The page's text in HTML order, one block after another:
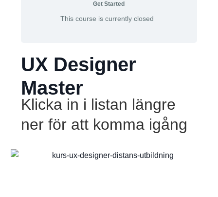
Get Started
This course is currently closed
UX Designer
Master
Klicka in i listan längre
ner för att komma igång